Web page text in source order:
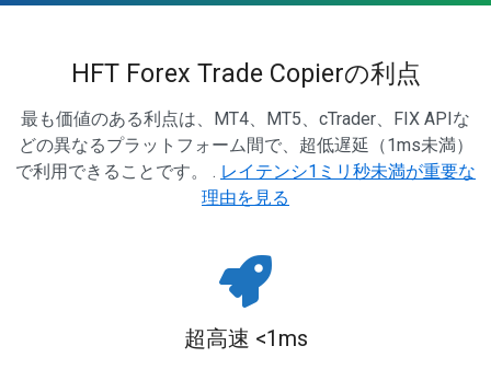
HFT Forex Trade Copierの利点
最も価値のある利点は、MT4、MT5、cTrader、FIX APIな
どの異なるプラットフォーム間で、超低遅延（1ms未満）
で利用できることです。 . レイテンシ1ミリ秒未満が重要な
理由を見る
超高速 <1ms